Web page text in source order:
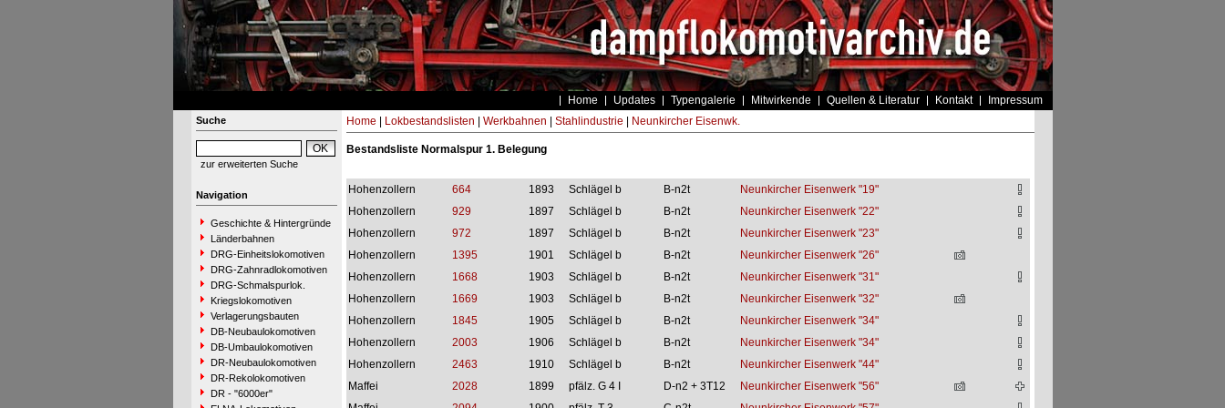
Home Updates Typengalerie Mitwirkende Quellen & Literatur Kontakt Impressum
Suche
zur erweiterten Suche
Navigation
Geschichte & Hintergründe
Länderbahnen
DRG-Einheitslokomotiven
DRG-Zahnradlokomotiven
DRG-Schmalspurlok.
Kriegslokomotiven
Verlagerungsbauten
DB-Neubaulokomotiven
DB-Umbaulokomotiven
DR-Neubaulokomotiven
DR-Rekolokomotiven
DR - "6000er"
Home Lokbestandslisten Werkbahnen Stahlindustrie Neunkircher Eisenwk.
Bestandsliste Normalspur 1. Belegung
Hohenzollern 664 1893 Schlägel b B-n2t
Neunkircher Eisenwerk "19"
Hohenzollern
929 1897 Schlägel b B-n2t
Neunkircher Eisenwerk "22"
Hohenzollern
972 1897 Schlägel b B-n2t
Neunkircher Eisenwerk "23"
Hohenzollern
1395 1901 Schlägel b B-n2t
Neunkircher Eisenwerk "26"
Hohenzollern
1668 1903 Schlägel b B-n2t
Neunkircher Eisenwerk "31"
Hohenzollern
1669 1903 Schlägel b B-n2t
Neunkircher Eisenwerk "32"
Hohenzollern
1845 1905 Schlägel b B-n2t
Neunkircher Eisenwerk "34"
Hohenzollern
2003 1906 Schlägel b B-n2t
Neunkircher Eisenwerk "34"
Hohenzollern
2463 1910 Schlägel b B-n2t
Neunkircher Eisenwerk "44"
Maffei
2028 1899 pfälz. G 4 I D-n2 + 3T12
Neunkircher Eisenwerk "56"